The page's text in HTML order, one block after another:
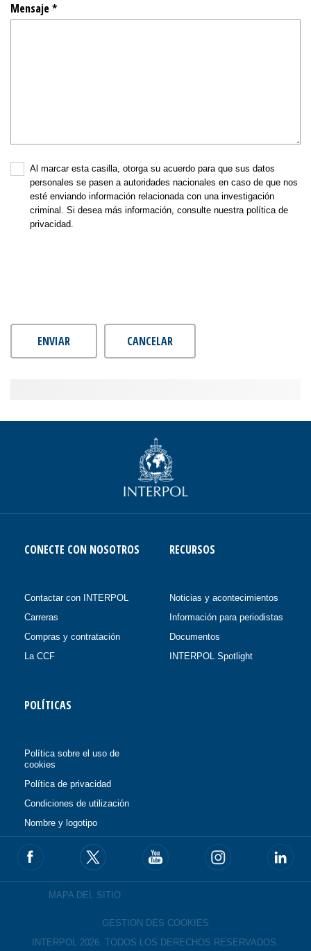
Mensaje *
Al marcar esta casilla, otorga su acuerdo para que sus datos
personales se pasen a autoridades nacionales en caso de que nos
esté enviando información relacionada con una investigación
criminal. Si desea más información, consulte nuestra política de
privacidad.
ENVIAR CANCELAR
CONECTE CON NOSOTROS
Contactar con INTERPOL
Carreras
Compras y contratación
La CCF
RECURSOS
Noticias y acontecimientos
Información para periodistas
Documentos
INTERPOL Spotlight
POLÍTICAS
Política sobre el uso de
cookies
Política de privacidad
Condiciones de utilización
Nombre y logotipo
MAPA DEL SITIO
GESTION DES COOKIES
INTERPOL 2026. TODOS LOS DERECHOS RESERVADOS.